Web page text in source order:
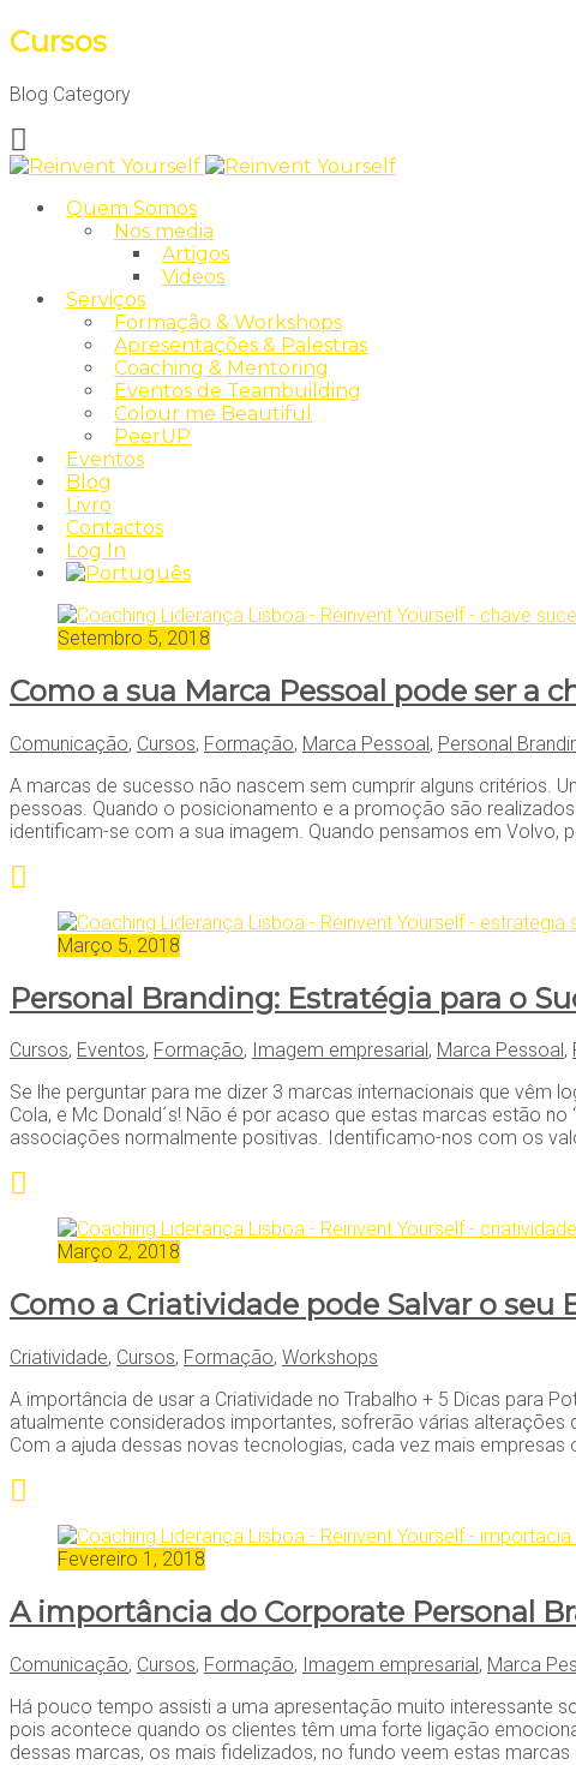
Cursos
Blog Category
Quem Somos
Nos media
Artigos
Videos
Serviços
Formação & Workshops
Apresentações & Palestras
Coaching & Mentoring
Eventos de Teambuilding
Colour me Beautiful
PeerUP
Eventos
Blog
Livro
Contactos
Log In
Setembro 5, 2018
Como a sua Marca Pessoal pode ser a
Comunicação, Cursos, Formação, Marca Pessoal, Personal
A marcas de sucesso não nascem sem cumprir alguns critérios.
pessoas. Quando o posicionamento e a promoção são
identificam-se com a sua imagem. Quando pensamos em Volvo,
Março 5, 2018
Personal Branding: Estratégia para o
Cursos, Eventos, Formação, Imagem empresarial , Marca Pessoal ,
Se lhe perguntar para me dizer 3 marcas internacionais que vêm
Cola, e Mc Donald´s! Não é por acaso que estas marcas estão
associações normalmente positivas. Identificamo-nos com os
Março 2, 2018
Como a Criatividade pode Salvar o seu
Criatividade, Cursos, Formação, Workshops
A importância de usar a Criatividade no Trabalho + 5 Dicas para
atualmente considerados importantes, sofrerão várias
Com a ajuda dessas novas tecnologias, cada vez mais
Fevereiro 1, 2018
A importância do Corporate Personal
Comunicação, Cursos, Formação, Imagem empresarial, Marca
Há pouco tempo assisti a uma apresentação muito interessante
pois acontece quando os clientes têm uma forte ligação
dessas marcas, os mais fidelizados, no fundo veem estas